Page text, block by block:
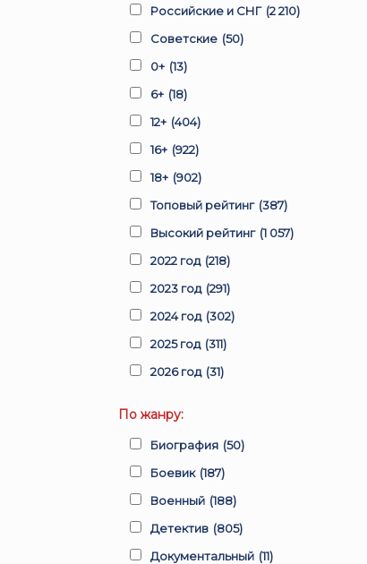
Российские и СНГ (2 210)
Советские (50)
0+ (13)
6+ (18)
12+ (404)
16+ (922)
18+ (902)
Топовый рейтинг (387)
Высокий рейтинг (1 057)
2022 год (218)
2023 год (291)
2024 год (302)
2025 год (311)
2026 год (31)
По жанру:
Биография (50)
Боевик (187)
Военный (188)
Детектив (805)
Документальный (11)